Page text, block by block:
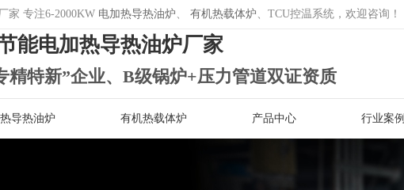
家 专注6-2000KW 电加热导热油炉 、 有机热载体炉 、TCU控温系统，欢迎咨询！
能电加热导热油炉厂家
精特新”企业、B级锅炉+压力管道双证资质
导热油炉 有机热载体炉 产品中心 行业案例